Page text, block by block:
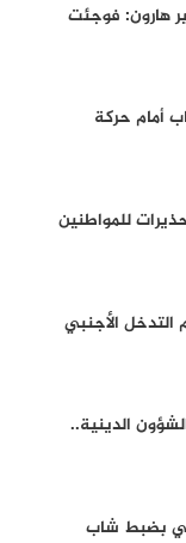
هارون: فوجئت
أمام حركة
للمواطنين
التدخل الأجنبي
الدينية..
بضبط شاب